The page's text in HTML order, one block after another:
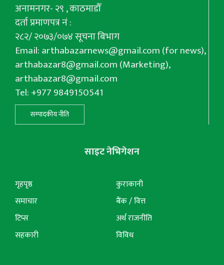
अनामनगर- २९ , काठमाडौँ
दर्ता प्रमाणपत्र नं :
२८२/ २०७३/०७४ सूचना बिभाग
Email:arthabazarnews@gmail.com(for news),
arthabazar8@gmail.com(Marketing),
arthabazar8@gmail.com
Tel: +977 9849150541
सम्पादकीय नीति
साइट नेभिगेशन
गृहपृष्ठ
समाचार
टिप्स
सहकारी
कुराकानी
बैंक / वित्त
अर्थ राजनीति
विविध